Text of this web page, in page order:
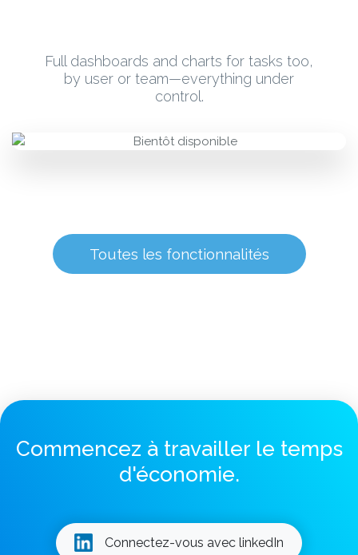
Full dashboards and charts for tasks too,
by user or team—everything under
control.
Toutes les fonctionnalités
Commencez à travailler le temps
d'économie.
Connectez-vous avec linkedIn